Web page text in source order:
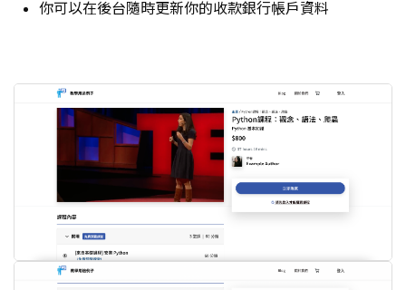
你可以在後台隨時更新你的收款銀行帳戶資料